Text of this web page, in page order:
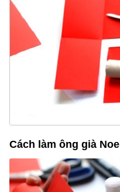
Cách làm ông già Noel